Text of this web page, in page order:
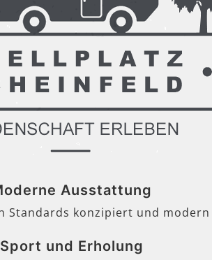
Ausstattung
Standards konzipiert und
Sport und Erholung